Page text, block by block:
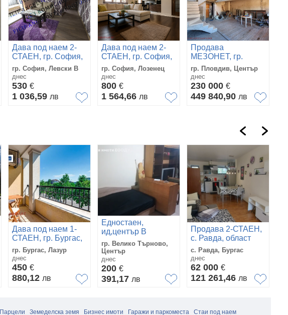
Дава под наем 2-
СТАЕН, гр. София,
Левски В
гр. София, Левски В
днес
530 €
1 036,59 лв
Дава под наем 2-
СТАЕН, гр. София,
Лозенец
гр. София, Лозенец
днес
800 €
1 564,66 лв
Продава
МЕЗОНЕТ, гр.
Пловдив, Център
гр. Пловдив, Център
днес
230 000 €
449 840,90 лв
Дава под наем 1-
СТАЕН, гр. Бургас,
Лазур
гр. Бургас, Лазур
днес
450 €
880,12 лв
Едностаен,
ид,център В
Търново, до парк
Марно поле
гр. Велико Търново,
Център
днес
200 €
391,17 лв
Продава 2-СТАЕН,
с. Равда, област
Бургас
с. Равда, Бургас
днес
62 000 €
121 261,46 лв
Парцели Земеделска земя Бизнес имоти Гаражи и паркоместа Стаи под наем